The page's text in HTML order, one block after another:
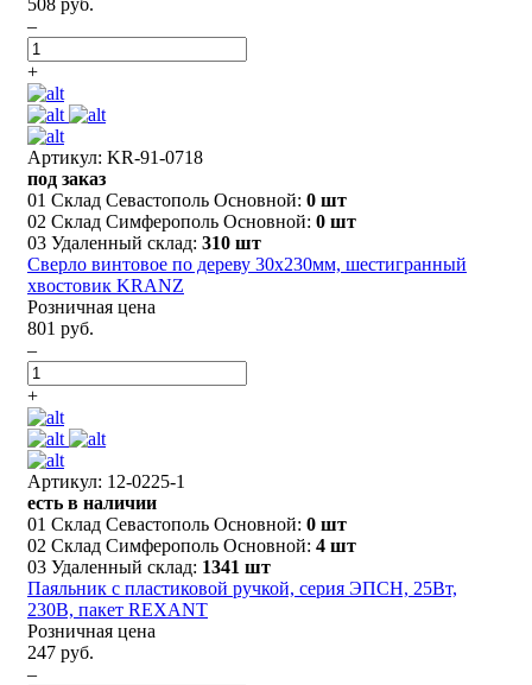
–
+
Артикул: KR-91-0718
под заказ
01 Склад Севастополь Основной: 0 шт
02 Склад Симферополь Основной: 0 шт
03 Удаленный склад: 310 шт
Сверло винтовое по дереву 30х230мм, шестигранный
хвостовик KRANZ
Розничная цена
801 руб.
–
+
Артикул: 12-0225-1
есть в наличии
01 Склад Севастополь Основной: 0 шт
02 Склад Симферополь Основной: 4 шт
03 Удаленный склад: 1341 шт
Паяльник с пластиковой ручкой, серия ЭПСН, 25Вт,
230В, пакет REXANT
Розничная цена
247 руб.
–